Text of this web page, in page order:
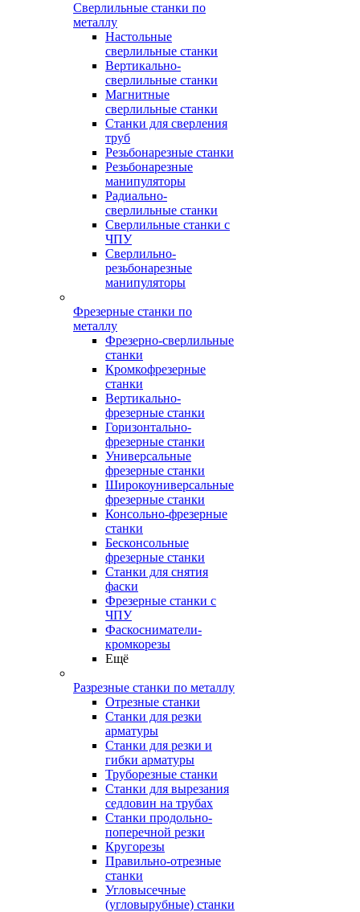
Сверлильные станки по
металлу
Настольные
сверлильные станки
Вертикально-
сверлильные станки
Магнитные
сверлильные станки
Станки для сверления
труб
Резьбонарезные станки
Резьбонарезные
манипуляторы
Радиально-
сверлильные станки
Сверлильные станки с
ЧПУ
Сверлильно-
резьбонарезные
манипуляторы
Фрезерные станки по
металлу
Фрезерно-сверлильные
станки
Кромкофрезерные
станки
Вертикально-
фрезерные станки
Горизонтально-
фрезерные станки
Универсальные
фрезерные станки
Широкоуниверсальные
фрезерные станки
Консольно-фрезерные
станки
Бесконсольные
фрезерные станки
Станки для снятия
фаски
Фрезерные станки с
ЧПУ
Фаскосниматели-
кромкорезы
Ещё
Разрезные станки по металлу
Отрезные станки
Станки для резки
арматуры
Станки для резки и
гибки арматуры
Труборезные станки
Станки для вырезания
седловин на трубаx
Станки продольно-
поперечной резки
Кругорезы
Правильно-отрезные
станки
Угловысечные
(угловырубные) станки